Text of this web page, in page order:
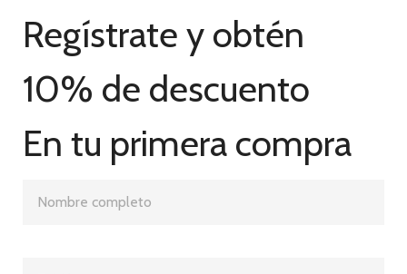
Regístrate y obtén
10% de descuento
En tu primera compra